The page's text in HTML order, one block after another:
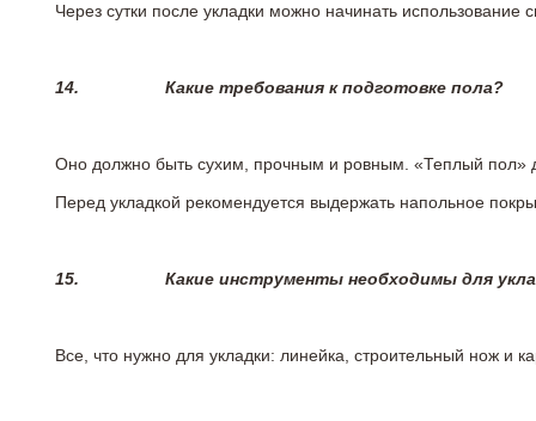
Через сутки после укладки можно начинать
14. Какие требования к подготовке пола?
Оно должно быть сухим, прочным и ровным. «Теплый пол»
Перед укладкой рекомендуется выдержать напольное
15. Какие инструменты необходимы для
Все, что нужно для укладки: линейка, строительный нож и